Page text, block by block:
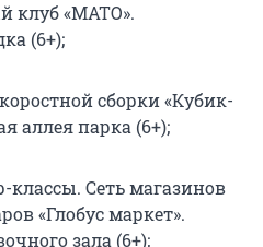
клуб «МАТО».
(6+);
сборки «Кубик-
аллея парка (6+);
классы. Сеть магазинов
«Глобус маркет».
зала (6+);